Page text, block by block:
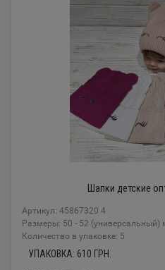
Шапки детские
Артикул: 45867320 4
Размеры: 50 - 52 (универсальный)
Количество в упаковке: 5
УПАКОВКА: 610 ГРН.